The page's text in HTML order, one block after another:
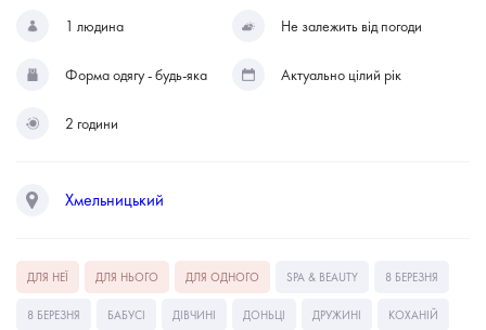
1 людина Не залежить від погоди
Форма одягу - будь-яка Актуально цілий рік
2 години
Хмельницький
ДЛЯ НЕЇ ДЛЯ НЬОГО ДЛЯ ОДНОГО SPA & BEAUTY 8 БЕРЕЗНЯ
8 БЕРЕЗНЯ БАБУСІ ДІВЧИНІ ДОНЬЦІ ДРУЖИНІ КОХАНІЙ